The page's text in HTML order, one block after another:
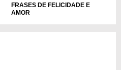
FRASES DE FELICIDADE E
AMOR